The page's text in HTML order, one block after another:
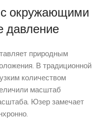
с окружающими
давление
природным
В традиционной
количеством
масштаб
Юзер замечает